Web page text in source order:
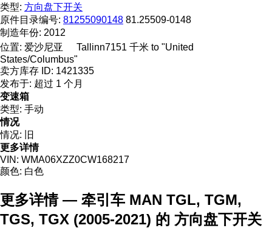
类型: 方向盘下开关
原件目录编号: 81255090148 81.25509-0148
制造年份: 2012
位置: 爱沙尼亚 Tallinn7151 千米 to "United
States/Columbus"
卖方库存 ID: 1421335
发布于: 超过 1 个月
变速箱
类型: 手动
情况
情况:
旧
更多详情
VIN: WMA06XZZ0CW168217
颜色: 白色
更多详情 — 牵引车 MAN TGL, TGM,
TGS, TGX (2005-2021) 的 方向盘下开关